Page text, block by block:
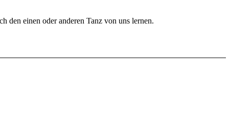
den einen oder anderen Tanz von uns lernen.